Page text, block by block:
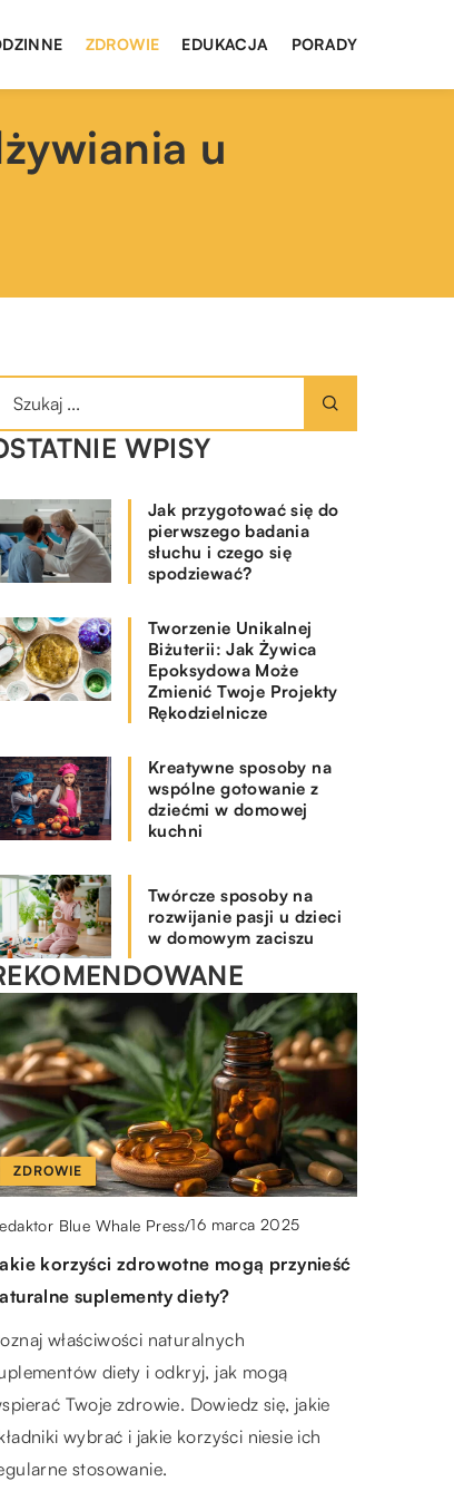
ZDROWIE EDUKACJA PORADY
u
WPISY
Jak przygotować się do
pierwszego badania
słuchu i czego się
spodziewać?
Tworzenie Unikalnej
Biżuterii: Jak Żywica
Epoksydowa Może
Zmienić Twoje Projekty
Rękodzielnicze
Kreatywne sposoby na
wspólne gotowanie z
dziećmi w domowej
kuchni
Twórcze sposoby na
rozwijanie pasji u dzieci
w domowym zaciszu
Blue Whale Press/8 kwietnia 2024
dieta mamy wpływa na zdrowie
Odkrywamy prawdę
naukową prawdę na temat tego,
dieta matki wpływa na zdrowie jej dziecka.
najnowsze ustalenia i mity na ten
ZDROWIE
Blue Whale Press/16 marca 2025
korzyści zdrowotne mogą przynieść
suplementy diety?
właściwości naturalnych
diety i odkryj, jak mogą
Twoje zdrowie. Dowiedz się, jakie
wybrać i jakie korzyści niesie ich
stosowanie.
Blue Whale Press/1 grudnia 2023
wybrać odpowiednie drzwi wejściowe
swojego domu? Poradnik dla
nieruchomości
dla właścicieli nieruchomości
wyborowi odpowiedniego
do domu. Przeczytaj i dowiedz się,